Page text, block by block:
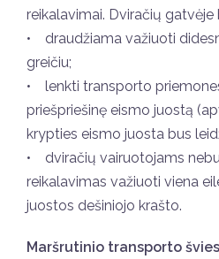
reikalavimai. Dviračių gatvėje
• draudžiama važiuoti
greičiu;
• lenkti transporto
priešpriešinę eismo juostą
krypties eismo juosta bus
• dviračių vairuotojams
reikalavimas važiuoti viena
juostos dešiniojo krašto.
Maršrutinio transporto